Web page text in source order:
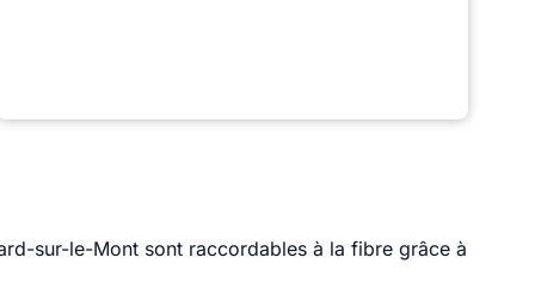
sur-le-Mont sont raccordables à la fibre grâce à